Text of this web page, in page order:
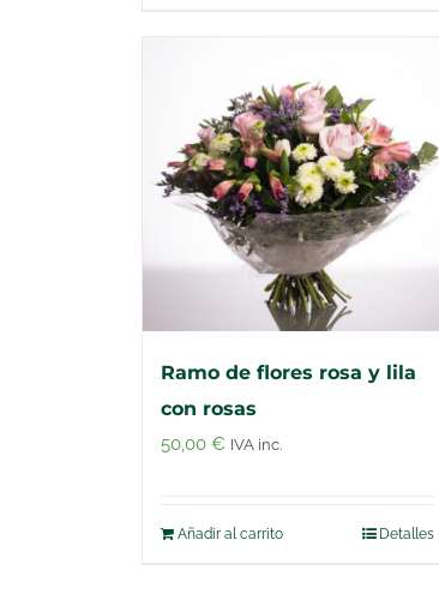
Ramo de flores rosa y lila
con rosas
50,00 € IVA inc.
Añadir al carrito Detalles